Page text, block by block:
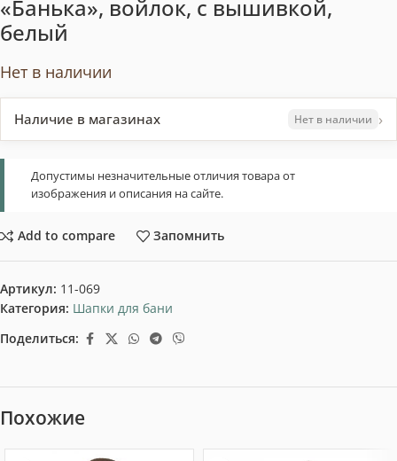
«Банька», войлок, с вышивкой,
белый
Нет в наличии
Наличие в магазинах Нет в наличии ›
Допустимы незначительные отличия товара от
изображения и описания на сайте.
Add to compare Запомнить
Артикул: 11-069
Категория: Шапки для бани
Поделиться:
Похожие